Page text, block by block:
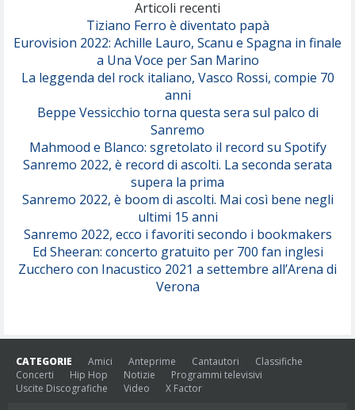
Serenamente
Articoli recenti
Tiziano Ferro è diventato papà
Eurovision 2022: Achille Lauro, Scanu e Spagna in finale
a Una Voce per San Marino
La leggenda del rock italiano, Vasco Rossi, compie 70
anni
Beppe Vessicchio torna questa sera sul palco di
Sanremo
Mahmood e Blanco: sgretolato il record su Spotify
Sanremo 2022, è record di ascolti. La seconda serata
supera la prima
Sanremo 2022, è boom di ascolti. Mai così bene negli
ultimi 15 anni
Sanremo 2022, ecco i favoriti secondo i bookmakers
Ed Sheeran: concerto gratuito per 700 fan inglesi
Zucchero con Inacustico 2021 a settembre all’Arena di
Verona
CATEGORIE Amici Anteprime Cantautori
Classifiche
Concerti
Hip Hop Notizie
Programmi televisivi
Uscite Discografiche
Video X Factor